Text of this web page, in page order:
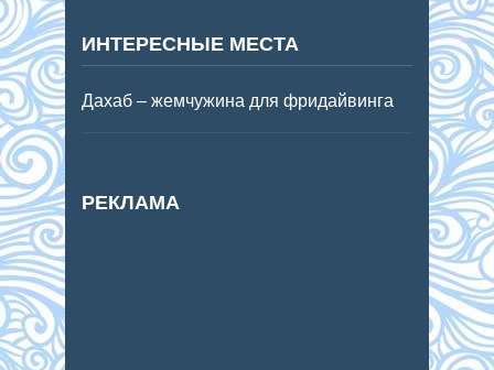
ИНТЕРЕСНЫЕ МЕСТА
Дахаб – жемчужина для фридайвинга
РЕКЛАМА